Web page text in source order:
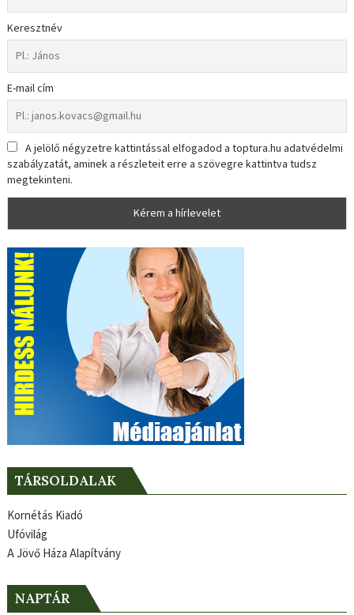
Keresztnév
E-mail cím
A jelölő négyzetre kattintással elfogadod a toptura.hu adatvédelmi
szabályzatát, aminek a részleteit erre a szövegre kattintva tudsz
megtekinteni.
TÁRSOLDALAK
Kornétás Kiadó
Ufóvilág
A Jövő Háza Alapítvány
NAPTÁR